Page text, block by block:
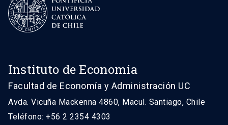
Instituto de Economía
Facultad de Economía y Administración UC
Avda. Vicuña Mackenna 4860, Macul. Santiago, Chile
Teléfono: +56 2 2354 4303